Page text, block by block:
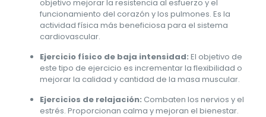
objetivo mejorar la resistencia al esfuerzo y el
funcionamiento del corazón y los pulmones. Es la
actividad física más beneficiosa para el sistema
cardiovascular.
Ejercicio físico de baja intensidad: El objetivo de
este tipo de ejercicio es incrementar la flexibilidad o
mejorar la calidad y cantidad de la masa muscular.
Ejercicios de relajación: Combaten los nervios y el
estrés. Proporcionan calma y mejoran el bienestar.